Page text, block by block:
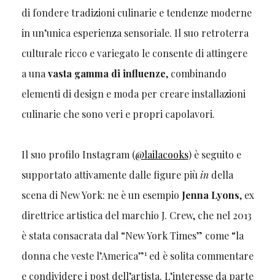
di fondere tradizioni culinarie e tendenze moderne
in un’unica esperienza sensoriale. Il suo retroterra
culturale ricco e variegato le consente di attingere
a unavasta gamma di influenze, combinando
elementi di design e moda per creare installazioni
culinarie che sono veri e propri capolavori.
Il suo profilo Instagram (@lailacooks) è seguito e
supportato attivamente dalle figure piùindella
scena di New York: ne è un esempio Jenna Lyons, ex
direttrice artistica del marchio J. Crew, che nel 2013
è stata consacrata dal “New York Times” come “la
donna che veste l’America”1ed è solita commentare
e condividere i post dell’artista. L’interesse da parte